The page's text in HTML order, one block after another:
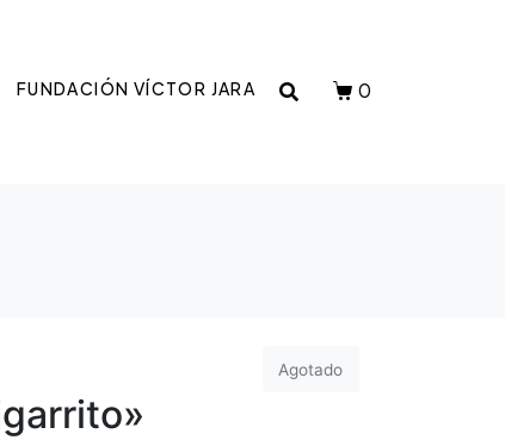
FUNDACIÓN VÍCTOR JARA 0
Agotado